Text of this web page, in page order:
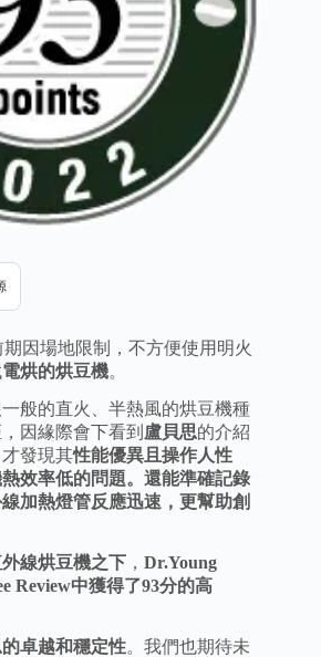
期因場地限制，不方便使用明火
電烘的烘豆機。
般的直火、半熱風的烘豆機種
因緣際會下看到 盧貝思的介紹
發現其性能優異且操作人性
效率低的問題。還能準確記錄
加熱燈管反應迅速，更幫助創
線烘豆機之下 ， Dr.Young
Review中獲得了93分的高
卓越和穩定性。我們也期待未